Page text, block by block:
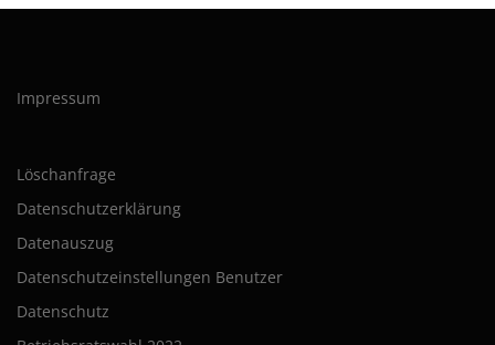
Impressum
Löschanfrage
Datenschutzerklärung
Datenauszug
Datenschutzeinstellungen Benutzer
Datenschutz